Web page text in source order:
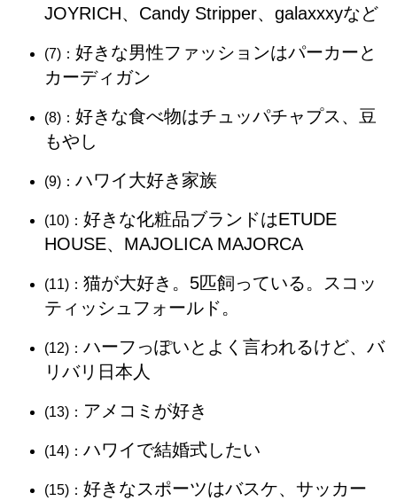
JOYRICH、Candy Stripper、galaxxxyなど
(7)： 好きな男性ファッションはパーカーと
カーディガン
(8)： 好きな食べ物はチュッパチャプス、豆
もやし
(9)： ハワイ大好き家族
(10)： 好きな化粧品ブランドはETUDE
HOUSE、MAJOLICA MAJORCA
(11)： 猫が大好き。5匹飼っている。スコッ
ティッシュフォールド。
(12)： ハーフっぽいとよく言われるけど、バ
リバリ日本人
(13)： アメコミが好き
(14)： ハワイで結婚式したい
(15)： 好きなスポーツはバスケ、サッカー